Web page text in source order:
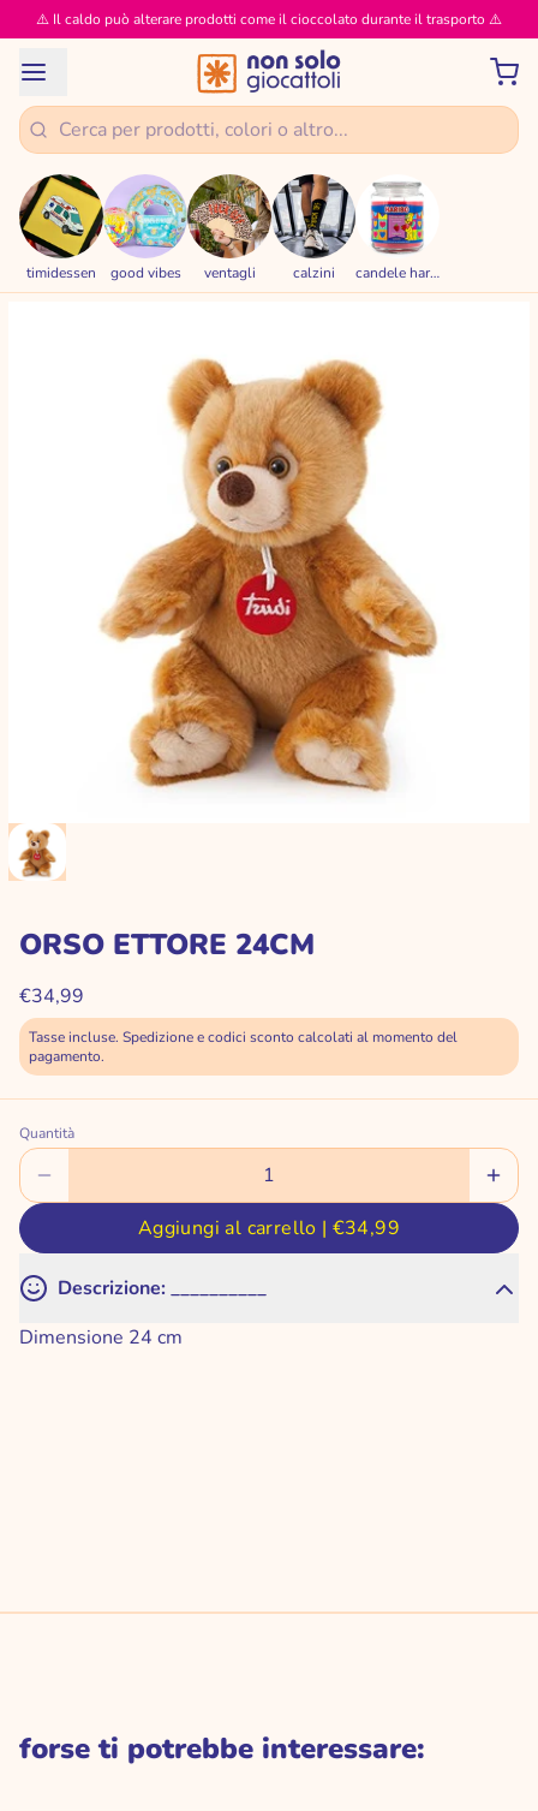
⚠️ Il caldo può alterare prodotti come il cioccolato durante il trasporto ⚠️
timidessen good vibes ventagli calzini candele haribo
ORSO ETTORE 24CM
€34,99
Tasse incluse. Spedizione e codici sconto calcolati al momento del
pagamento.
Quantità
Aggiungi al carrello | €34,99
Descrizione: __________
Dimensione 24 cm
forse ti potrebbe interessare: